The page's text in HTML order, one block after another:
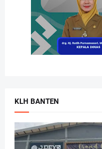
KLH BANTEN